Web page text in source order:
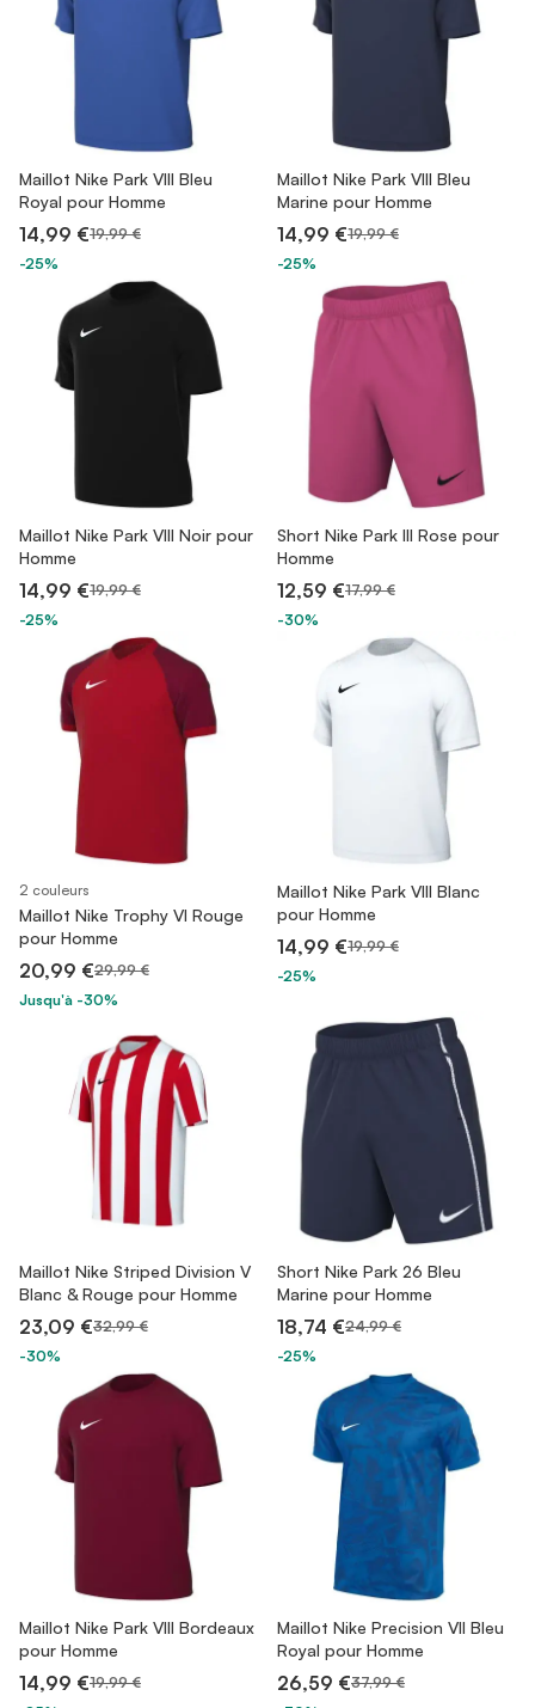
Maillot Nike Park VIII Bleu
Royal pour Homme
14,99 €19,99 €
-25%
Maillot Nike Park VIII Bleu
Marine pour Homme
14,99 €19,99 €
-25%
Maillot Nike Park VIII Noir pour
Homme
14,99 €19,99 €
-25%
Short Nike Park III Rose pour
Homme
12,59 €17,99 €
-30%
2 couleurs
Maillot Nike Trophy VI Rouge
pour Homme
20,99 €29,99 €
Jusqu'à -30%
Maillot Nike Park VIII Blanc
pour Homme
14,99 €19,99 €
-25%
Maillot Nike Striped Division V
Blanc & Rouge pour Homme
23,09 €32,99 €
-30%
Short Nike Park 26 Bleu
Marine pour Homme
18,74 €24,99 €
-25%
Maillot Nike Park VIII Bordeaux
pour Homme
14,99 €19,99 €
Maillot Nike Precision VII Bleu
Royal pour Homme
26,59 €37,99 €